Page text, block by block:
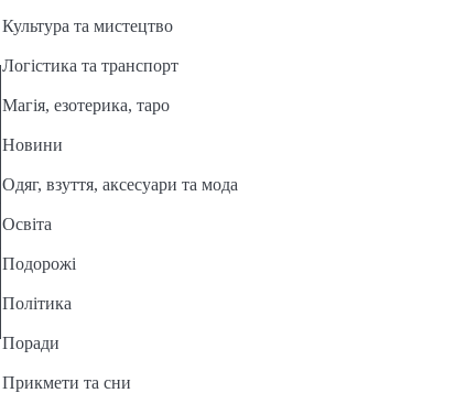
Культура та мистецтво
Логістика та транспорт
Магія, езотерика, таро
Новини
Одяг, взуття, аксесуари та мода
Освіта
Подорожі
Політика
Поради
Прикмети та сни